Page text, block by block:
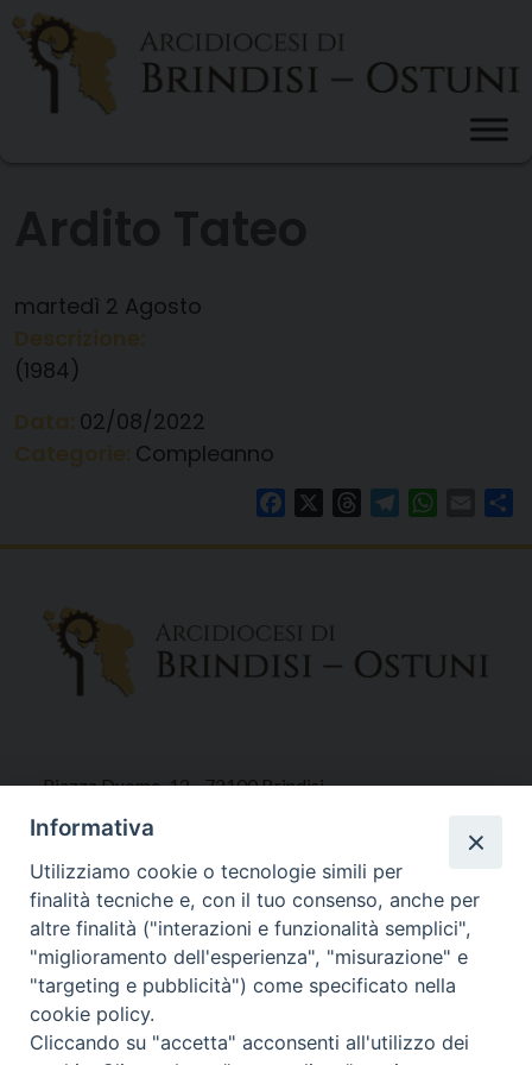
Skip
content
martedì 2 Agosto
(1984)
02/08/2022
Compleanno
FacebookThreadsTelegram Email
Piazza Duomo, 12 - 72100 Brindisi
Tel 0831.521958
Fax 0831.528315
Orari Curia
Mar. / Mer. / Giov. ore 9 - 13
nei mesi estivi solo Martedì ore 9 - 13
Informativa
Utilizziamo cookie o tecnologie simili per
finalità tecniche e, con il tuo consenso, anche per
altre finalità ("interazioni e funzionalità semplici",
"miglioramento dell'esperienza", "misurazione" e
"targeting e pubblicità") come specificato nella
cookie policy.
Cliccando su "accetta" acconsenti all'utilizzo dei